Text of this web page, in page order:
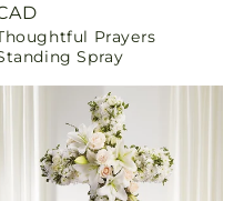
Prayers
Spray